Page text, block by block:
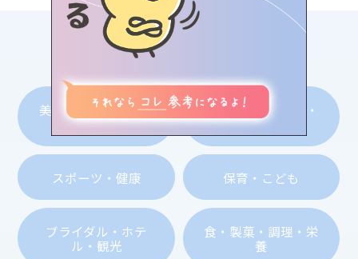
みらトビ診断
気になる学校を探す
♥お気に⼊り記事
view more
分野からお仕事記事を探す
美容・メイク・エス
テ・ネイル
医療・歯科・看護・
介護
スポーツ・健康 保育・こども
ブライダル・ホテ
ル・観光
食・製菓・調理・栄
養